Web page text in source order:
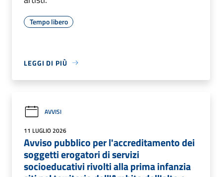
Tempo libero
LEGGI DI PIÙ
AVVISI
11 LUGLIO 2026
Avviso pubblico per l'accreditamento dei
soggetti erogatori di servizi
socioeducativi rivolti alla prima infanzia